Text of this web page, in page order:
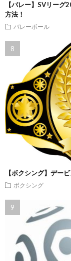
【バレー】SVリー
方法！
バレーボール
【ボクシング】デー
ボクシング